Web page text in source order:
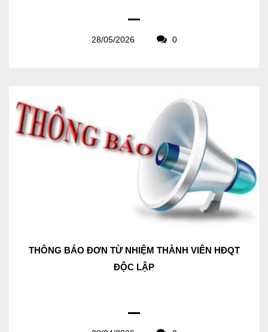
28/05/2026 0
THÔNG BÁO ĐƠN TỪ NHIỆM THÀNH VIÊN HĐQT
ĐỘC LẬP